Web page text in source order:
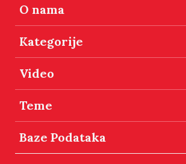
O nama
Kategorije
Video
Teme
Baze Podataka